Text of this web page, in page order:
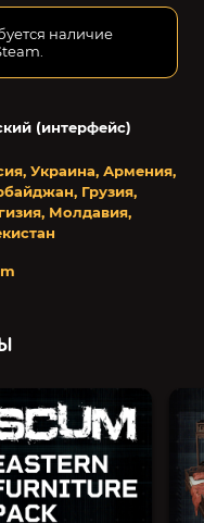
(интерфейс)
Украина, Армения,
Грузия,
Молдавия,
наличие